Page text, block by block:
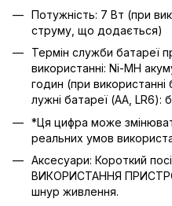
Потужність: 7 Вт (при
струму, що додається)
Термін служби батареї
використанні: Ni-MH
годин (при використанні
лужні батареї (AA, LR6):
*Ця цифра може
реальних умов
Аксесуари: Короткий
ВИКОРИСТАННЯ
шнур живлення.